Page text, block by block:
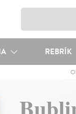
REBRÍK